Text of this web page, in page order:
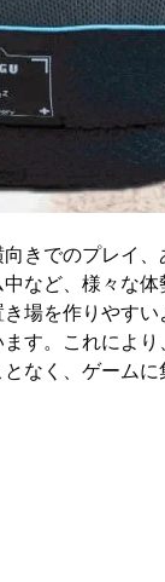
向きでのプレイ
など、様々な
場を作りやす
す。これによ
なく、ゲーム